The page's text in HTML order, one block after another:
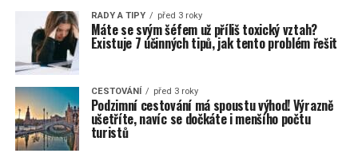
RADY A TIPY před 3 roky
Máte se svým šéfem už příliš toxický vztah?
Existuje 7 účinných tipů, jak tento problém řešit
CESTOVÁNÍ před 3 roky
Podzimní cestování má spoustu výhod! Výrazně
ušetříte, navíc se dočkáte i menšího počtu
turistů